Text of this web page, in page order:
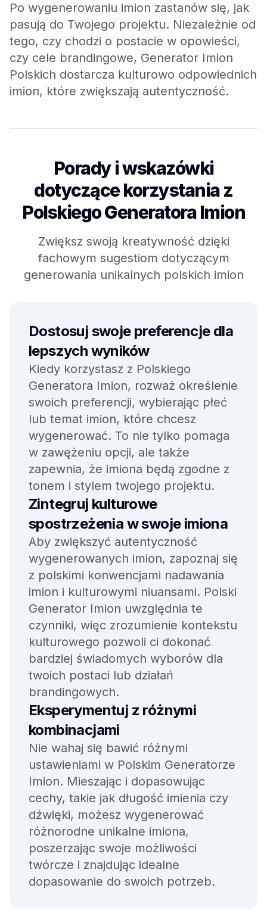
Po wygenerowaniu imion zastanów się, jak
pasują do Twojego projektu. Niezależnie od
tego, czy chodzi o postacie w opowieści,
czy cele brandingowe, Generator Imion
Polskich dostarcza kulturowo odpowiednich
imion, które zwiększają autentyczność.
Porady i wskazówki
dotyczące korzystania z
Polskiego Generatora Imion
Zwiększ swoją kreatywność dzięki
fachowym sugestiom dotyczącym
generowania unikalnych polskich imion
Dostosuj swoje preferencje dla
lepszych wyników
Kiedy korzystasz z Polskiego
Generatora Imion, rozważ określenie
swoich preferencji, wybierając płeć
lub temat imion, które chcesz
wygenerować. To nie tylko pomaga
w zawężeniu opcji, ale także
zapewnia, że imiona będą zgodne z
tonem i stylem twojego projektu.
Zintegruj kulturowe
spostrzeżenia w swoje imiona
Aby zwiększyć autentyczność
wygenerowanych imion, zapoznaj się
z polskimi konwencjami nadawania
imion i kulturowymi niuansami. Polski
Generator Imion uwzględnia te
czynniki, więc zrozumienie kontekstu
kulturowego pozwoli ci dokonać
bardziej świadomych wyborów dla
twoich postaci lub działań
brandingowych.
Eksperymentuj z różnymi
kombinacjami
Nie wahaj się bawić różnymi
ustawieniami w Polskim Generatorze
Imion. Mieszając i dopasowując
cechy, takie jak długość imienia czy
dźwięki, możesz wygenerować
różnorodne unikalne imiona,
poszerzając swoje możliwości
twórcze i znajdując idealne
dopasowanie do swoich potrzeb.